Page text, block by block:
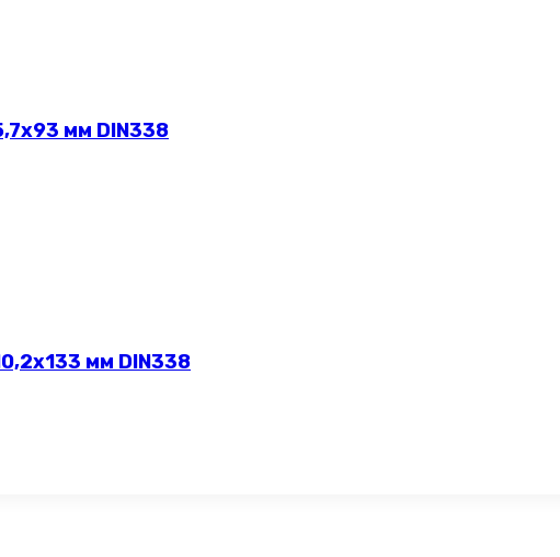
мм DIN338
мм DIN338